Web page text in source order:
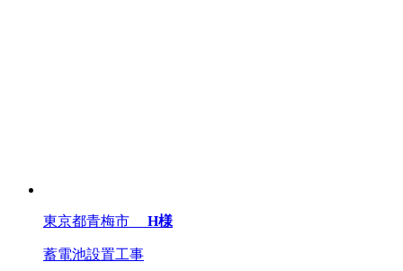
東京都青梅市 H様
蓄電池設置工事